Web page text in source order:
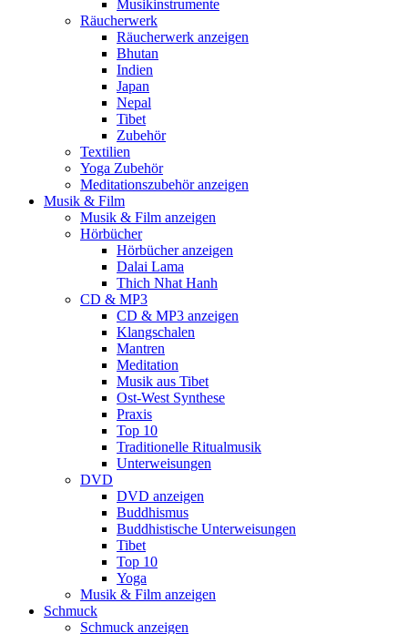
Musikinstrumente
Räucherwerk
Räucherwerk anzeigen
Bhutan
Indien
Japan
Nepal
Tibet
Zubehör
Textilien
Yoga Zubehör
Meditationszubehör anzeigen
Musik & Film
Musik & Film anzeigen
Hörbücher
Hörbücher anzeigen
Dalai Lama
Thich Nhat Hanh
CD & MP3
CD & MP3 anzeigen
Klangschalen
Mantren
Meditation
Musik aus Tibet
Ost-West Synthese
Praxis
Top 10
Traditionelle Ritualmusik
Unterweisungen
DVD
DVD anzeigen
Buddhismus
Buddhistische Unterweisungen
Tibet
Top 10
Yoga
Musik & Film anzeigen
Schmuck
Schmuck anzeigen